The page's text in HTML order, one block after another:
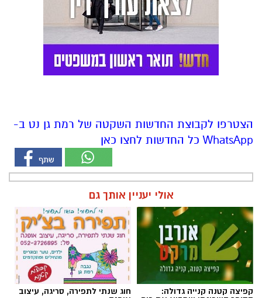
הצטרפו לקבוצת החדשות השקטה של רמת גן נט ב-
WhatsApp כל החדשות לחצו כאן
אולי יעניין אותך גם
קפיצה קטנה קנייה גדולה: חוג שנתי לתפירה, סריגה, עיצוב